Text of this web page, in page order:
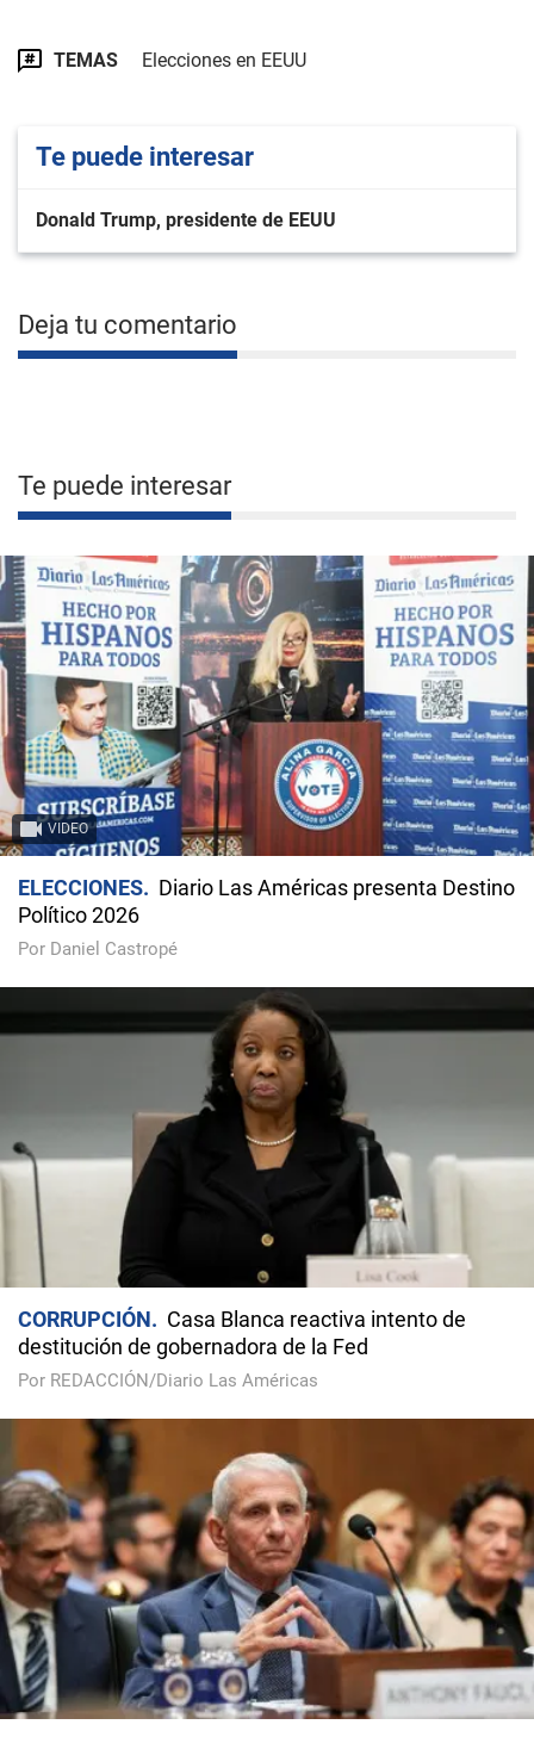
TEMAS Elecciones en EEUU
Te puede interesar
Donald Trump, presidente de EEUU
Deja tu comentario
Te puede interesar
VIDEO
ELECCIONES
Diario Las Américas presenta Destino
Político 2026
Por Daniel Castropé
CORRUPCIÓN
Casa Blanca reactiva intento de
destitución de gobernadora de la Fed
Por REDACCIÓN/Diario Las Américas